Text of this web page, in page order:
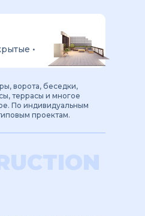
ворота, беседки,
террасы и многое
По индивидуальным
проектам.
•